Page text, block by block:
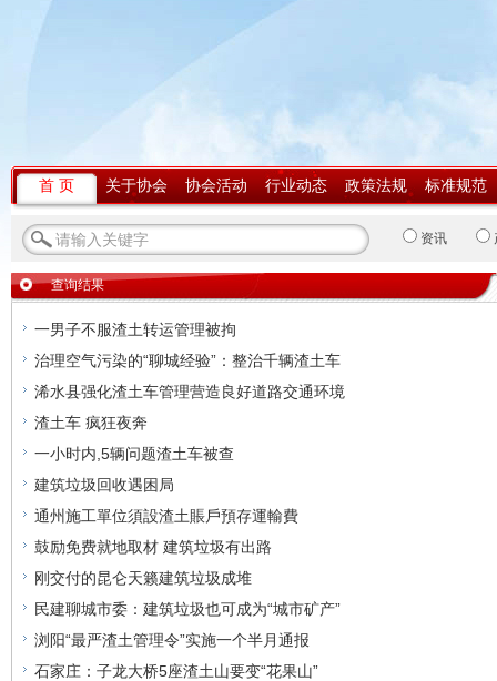
首 页 关于协会 协会活动 行业动态 政策法规 标准规范
资讯
查询结果
一男子不服渣土转运管理被拘
治理空气污染的“聊城经验”：整治千辆渣土车
浠水县强化渣土车管理营造良好道路交通环境
渣土车 疯狂夜奔
一小时内,5辆问题渣土车被查
建筑垃圾回收遇困局
通州施工單位須設渣土賬戶預存運輸費
鼓励免费就地取材 建筑垃圾有出路
刚交付的昆仑天籁建筑垃圾成堆
民建聊城市委：建筑垃圾也可成为“城市矿产”
浏阳“最严渣土管理令”实施一个半月通报
石家庄：子龙大桥5座渣土山要变“花果山”